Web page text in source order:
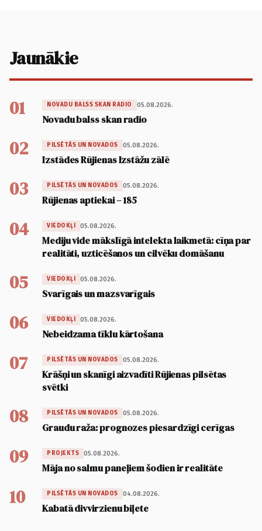
Jaunākie
01 NOVADU BALSS SKAN RADIO 05.08.2026.
Novadu balss skan radio
02 PILSĒTĀS UN NOVADOS 05.08.2026.
Izstādes Rūjienas Izstāžu zālē
03 PILSĒTĀS UN NOVADOS 05.08.2026.
Rūjienas aptiekai – 185
04 VIEDOKĻI 05.08.2026.
Mediju vide mākslīgā intelekta laikmetā: cīņa par
realitāti, uzticēšanos un cilvēku domāšanu
05 VIEDOKĻI 05.08.2026.
Svarīgais un mazsvarīgais
06 VIEDOKĻI 05.08.2026.
Nebeidzama tīklu kārtošana
07 PILSĒTĀS UN NOVADOS 05.08.2026.
Krāšņi un skanīgi aizvadīti Rūjienas pilsētas
svētki
08 PILSĒTĀS UN NOVADOS 05.08.2026.
Graudu raža: prognozes piesardzīgi cerīgas
09 PROJEKTS 05.08.2026.
Māja no salmu paneļiem šodien ir realitāte
10 PILSĒTĀS UN NOVADOS 04.08.2026.
Kabatā divvirzienu biļete